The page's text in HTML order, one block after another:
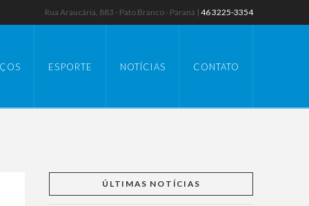
Rua Araucária, 883 - Pato Branco - Paraná |46 3225-3354
ESPORTE NOTÍCIAS CONTATO
ÚLTIMAS NOTÍCIAS